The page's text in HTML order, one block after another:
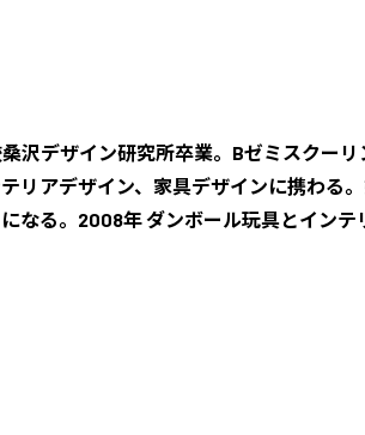
沢デザイン研究所卒業。Bゼミスクー
リアデザイン、家具デザインに携わる
なる。2008年 ダンボール玩具とインテ